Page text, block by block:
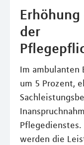
der
Im ambulanten
um 5 Prozent,
werden die